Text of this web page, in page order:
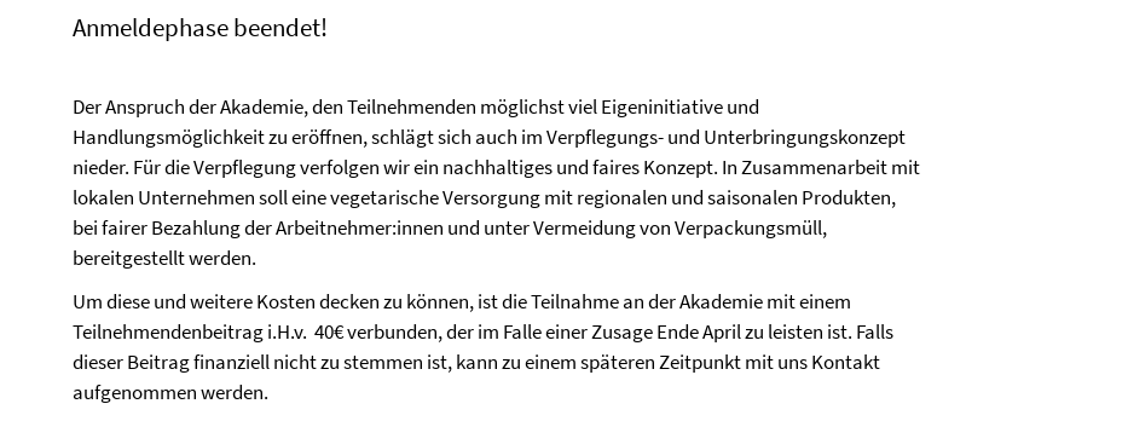
Anmeldephase beendet!
Der Anspruch der Akademie, den Teilnehmenden möglichst viel Eigeninitiative und
Handlungsmöglichkeit zu eröffnen, schlägt sich auch im Verpflegungs- und Unterbringungskonzept
nieder. Für die Verpflegung verfolgen wir ein nachhaltiges und faires Konzept. In Zusammenarbeit mit
lokalen Unternehmen soll eine vegetarische Versorgung mit regionalen und saisonalen Produkten,
bei fairer Bezahlung der Arbeitnehmer:innen und unter Vermeidung von Verpackungsmüll,
bereitgestellt werden.
Um diese und weitere Kosten decken zu können, ist die Teilnahme an der Akademie mit einem
Teilnehmendenbeitrag i.H.v. 40€ verbunden, der im Falle einer Zusage Ende April zu leisten ist. Falls
dieser Beitrag finanziell nicht zu stemmen ist, kann zu einem späteren Zeitpunkt mit uns Kontakt
aufgenommen werden.